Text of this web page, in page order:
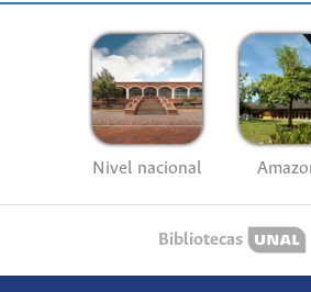
Nivel nacional
Bibliotecas